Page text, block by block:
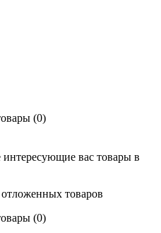
(0)
вас товары в
товаров
(0)